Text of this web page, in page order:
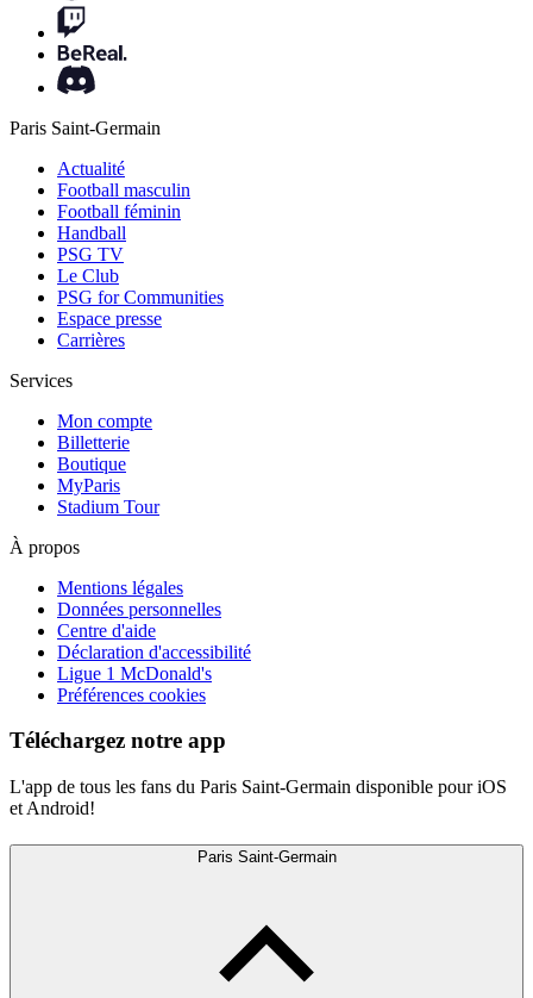
Paris Saint-Germain
Actualité
Football masculin
Football féminin
Handball
PSG TV
Le Club
PSG for Communities
Espace presse
Carrières
Services
Mon compte
Billetterie
Boutique
MyParis
Stadium Tour
À propos
Mentions légales
Données personnelles
Centre d'aide
Déclaration d'accessibilité
Ligue 1 McDonald's
Préférences cookies
Téléchargez notre app
L'app de tous les fans du Paris Saint-Germain disponible pour iOS
et Android!
Paris Saint-Germain